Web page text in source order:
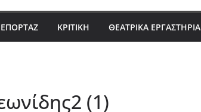
ΚΡΙΤΙΚΗ ΘΕΑΤΡΙΚΑ ΕΡΓΑΣΤΗΡΙΑ
(1)